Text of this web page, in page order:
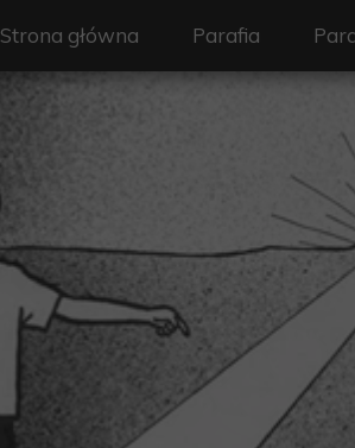
Strona główna Parafia
Patronka Parafii
Societas Verbi